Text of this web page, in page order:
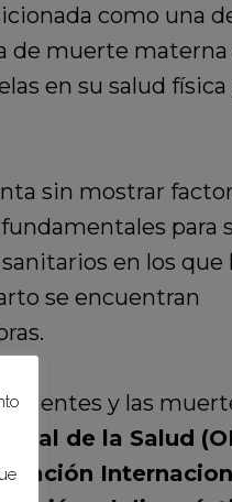
como una
de muerte
en su salud
sin mostrar
para
en los que
se encuentran
y las
de la Salud